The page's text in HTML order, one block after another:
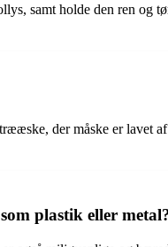
samt holde den ren
der måske er lavet
plastik eller